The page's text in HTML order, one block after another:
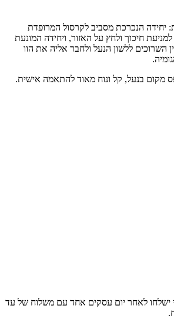
יחידה הנכרכת מסביב לקרסול המרופדת
חיכוך ולחץ על האזור, ויחידה המונעת
השרוכים ללשון הנעל ולחבר אליה את הוו
מקום בנעל, קל ונוח מאוד להתאמה אישית.
ישלחו לאחר יום עסקים אחד עם משלוח של עד